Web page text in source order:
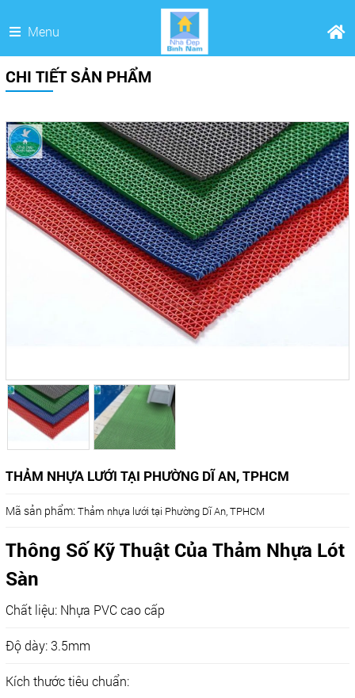
Menu
CHI TIẾT SẢN PHẨM
THẢM NHỰA LƯỚI TẠI PHƯỜNG DĨ AN, TPHCM
Mã sản phẩm: Thảm nhựa lưới tại Phường Dĩ An, TPHCM
Thông Số Kỹ Thuật Của Thảm Nhựa Lót
Sàn
Chất liệu: Nhựa PVC cao cấp
Độ dày: 3.5mm
Kích thước tiêu chuẩn: